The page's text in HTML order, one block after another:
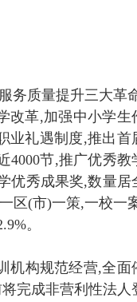
务质量提升三大革
改革,加强中小学生
业礼遇制度,推出首
4000节,推广优秀教
优秀成果奖,数量居
区(市)一策,一校一
。
机构规范经营,全面
完成非营利性法人